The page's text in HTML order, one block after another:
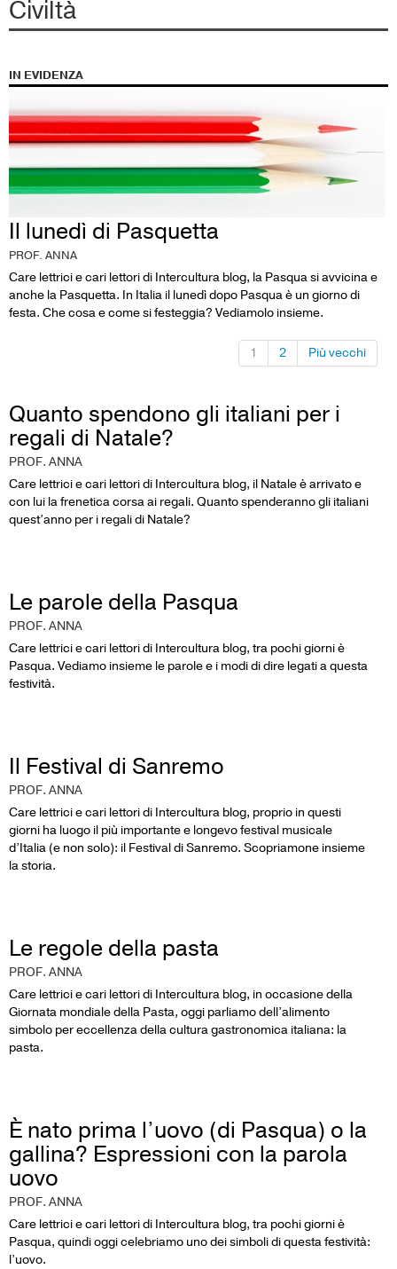
Civiltà
IN EVIDENZA
Il lunedì di Pasquetta
PROF. ANNA
Care lettrici e cari lettori di Intercultura blog, la Pasqua si avvicina e
anche la Pasquetta. In Italia il lunedì dopo Pasqua è un giorno di
festa. Che cosa e come si festeggia? Vediamolo insieme.
1 2 Più vecchi
Quanto spendono gli italiani per i
regali di Natale?
PROF. ANNA
Care lettrici e cari lettori di Intercultura blog, il Natale è arrivato e
con lui la frenetica corsa ai regali. Quanto spenderanno gli italiani
quest’anno per i regali di Natale?
Le parole della Pasqua
PROF. ANNA
Care lettrici e cari lettori di Intercultura blog, tra pochi giorni è
Pasqua. Vediamo insieme le parole e i modi di dire legati a questa
festività.
Il Festival di Sanremo
PROF. ANNA
Care lettrici e cari lettori di Intercultura blog, proprio in questi
giorni ha luogo il più importante e longevo festival musicale
d’Italia (e non solo): il Festival di Sanremo. Scopriamone insieme
la storia.
Le regole della pasta
PROF. ANNA
Care lettrici e cari lettori di Intercultura blog, in occasione della
Giornata mondiale della Pasta, oggi parliamo dell’alimento
simbolo per eccellenza della cultura gastronomica italiana: la
pasta.
È nato prima l’uovo (di Pasqua) o la
gallina? Espressioni con la parola
uovo
PROF. ANNA
Care lettrici e cari lettori di Intercultura blog, tra pochi giorni è
Pasqua, quindi oggi celebriamo uno dei simboli di questa festività:
l’uovo.